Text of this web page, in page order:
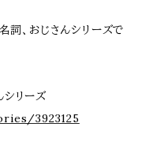
、おじさんシリーズで
リーズ
3923125